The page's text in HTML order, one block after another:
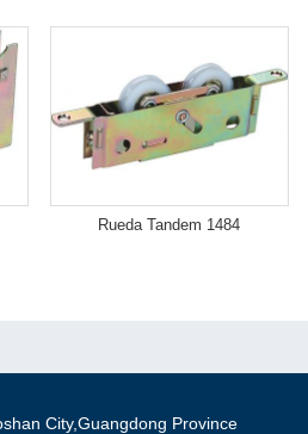
Rueda Tandem 1484
City,Guangdong Province